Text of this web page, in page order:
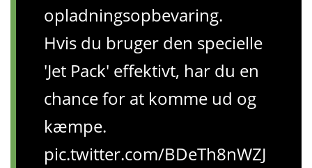
opladningsopbevaring.
Hvis du bruger den specielle
'Jet Pack' effektivt, har du en
chance for at komme ud og
kæmpe.
pic.twitter.com/BDeTh8nWZJ